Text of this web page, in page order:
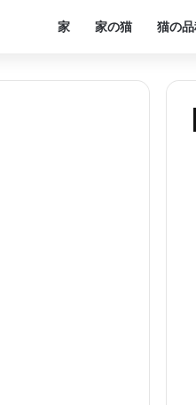
家 家の猫 猫の